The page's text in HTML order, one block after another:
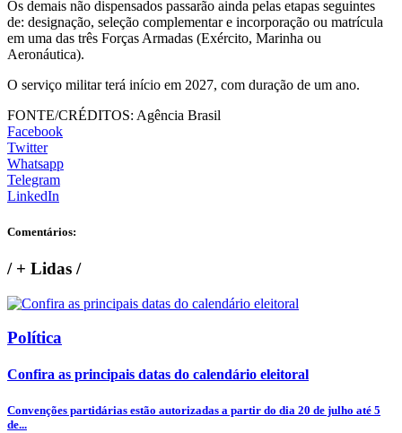
Os demais não dispensados passarão ainda pelas etapas seguintes
de: designação, seleção complementar e incorporação ou matrícula
em uma das três Forças Armadas (Exército, Marinha ou
Aeronáutica).
O serviço militar terá início em 2027, com duração de um ano.
FONTE/CRÉDITOS: Agência Brasil
Facebook
Twitter
Whatsapp
Telegram
LinkedIn
Comentários:
/+ Lidas /
Política
Confira as principais datas do calendário eleitoral
Convenções partidárias estão autorizadas a partir do dia 20 de julho até 5
de...